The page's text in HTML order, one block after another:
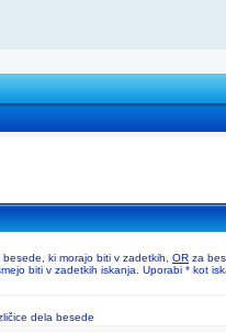
besede, ki morajo biti v zadetkih, OR za
biti v zadetkih iskanja. Uporabi * kot
dela besede